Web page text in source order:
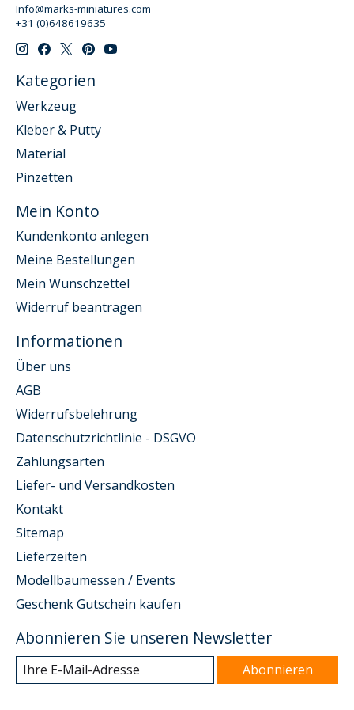
Info@marks-miniatures.com
+31 (0)648619635
Kategorien
Werkzeug
Kleber & Putty
Material
Pinzetten
Mein Konto
Kundenkonto anlegen
Meine Bestellungen
Mein Wunschzettel
Widerruf beantragen
Informationen
Über uns
AGB
Widerrufsbelehrung
Datenschutzrichtlinie - DSGVO
Zahlungsarten
Liefer- und Versandkosten
Kontakt
Sitemap
Lieferzeiten
Modellbaumessen / Events
Geschenk Gutschein kaufen
Abonnieren Sie unseren Newsletter
Abonnieren